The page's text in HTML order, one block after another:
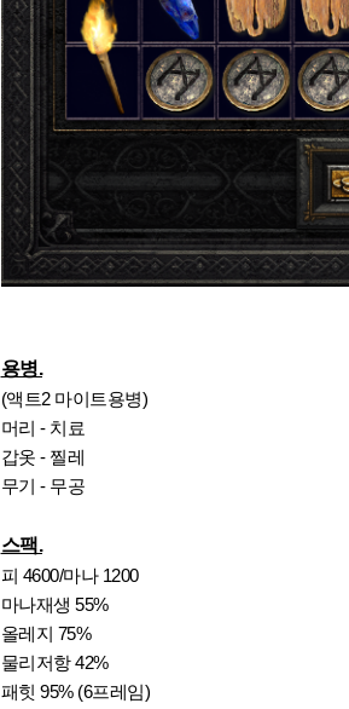
용병.
(액트2 마이트용병)
머리 - 치료
갑옷 - 찔레
무기 - 무공
스팩.
피 4600/마나 1200
마나재생 55%
올레지 75%
물리저항 42%
패힛 95% (6프레임)